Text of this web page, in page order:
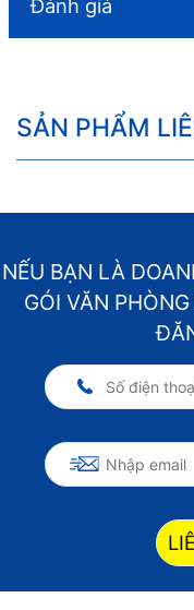
Đánh giá
SẢN PHẨM
NẾU BẠN LÀ
GÓI VĂN